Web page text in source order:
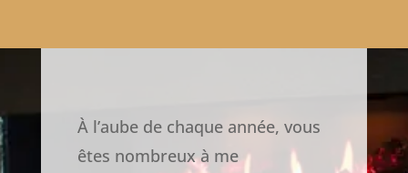
À l’aube de chaque année, vous
êtes nombreux à me